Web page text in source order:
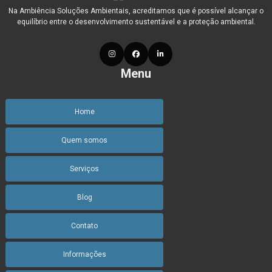
Gestão ambiental de resíduos
Gestão ambiental de resíduos da construção civil
Gestão ambiental e desenvolvimento sustentável
Gestão ambiental em minas gerais
Gestão ambiental em pequenas e médias empresas
Gestão ambiental industrial
Gestão ambiental nas organizações
Gestão ambiental programa
Na Ambiência Soluções Ambientais, acreditamos que é possível alcançar o
equilíbrio entre o desenvolvimento sustentável e a proteção ambiental.
Menu
Home
Quem somos
Serviços
Blog
Contato
Informações